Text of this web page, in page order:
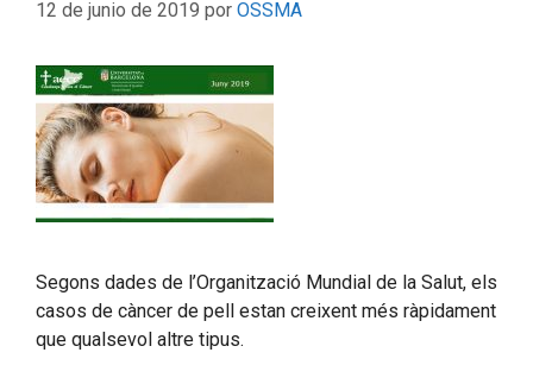
12 de junio de 2019 por OSSMA
Segons dades de l’Organització Mundial de la Salut, els
casos de càncer de pell estan creixent més ràpidament
que qualsevol altre tipus.